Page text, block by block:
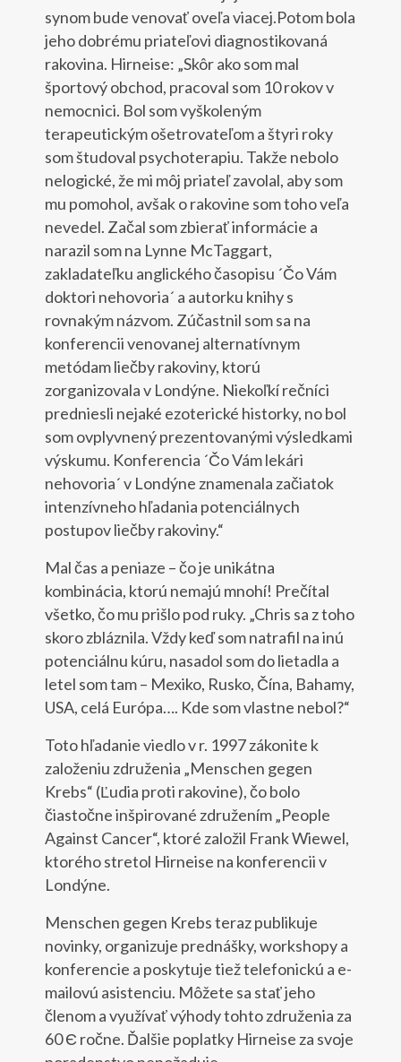
synom bude venovať oveľa viacej.Potom bola
jeho dobrému priateľovi diagnostikovaná
rakovina. Hirneise: „Skôr ako som mal
športový obchod, pracoval som 10 rokov v
nemocnici. Bol som vyškoleným
terapeutickým ošetrovateľom a štyri roky
som študoval psychoterapiu. Takže nebolo
nelogické, že mi môj priateľ zavolal, aby som
mu pomohol, avšak o rakovine som toho veľa
nevedel. Začal som zbierať informácie a
narazil som na Lynne McTaggart,
zakladateľku anglického časopisu ´Čo Vám
doktori nehovoria´ a autorku knihy s
rovnakým názvom. Zúčastnil som sa na
konferencii venovanej alternatívnym
metódam liečby rakoviny, ktorú
zorganizovala v Londýne. Niekoľkí rečníci
predniesli nejaké ezoterické historky, no bol
som ovplyvnený prezentovanými výsledkami
výskumu. Konferencia ´Čo Vám lekári
nehovoria´ v Londýne znamenala začiatok
intenzívneho hľadania potenciálnych
postupov liečby rakoviny.“
Mal čas a peniaze – čo je unikátna
kombinácia, ktorú nemajú mnohí! Prečítal
všetko, čo mu prišlo pod ruky. „Chris sa z toho
skoro zbláznila. Vždy keď som natrafil na inú
potenciálnu kúru, nasadol som do lietadla a
letel som tam – Mexiko, Rusko, Čína, Bahamy,
USA, celá Európa…. Kde som vlastne nebol?“
Toto hľadanie viedlo v r. 1997 zákonite k
založeniu združenia „Menschen gegen
Krebs“ (Ľudia proti rakovine), čo bolo
čiastočne inšpirované združením „People
Against Cancer“, ktoré založil Frank Wiewel,
ktorého stretol Hirneise na konferencii v
Londýne.
Menschen gegen Krebs teraz publikuje
novinky, organizuje prednášky, workshopy a
konferencie a poskytuje tiež telefonickú a e-
mailovú asistenciu. Môžete sa stať jeho
členom a využívať výhody tohto združenia za
60 Є ročne. Ďalšie poplatky Hirneise za svoje